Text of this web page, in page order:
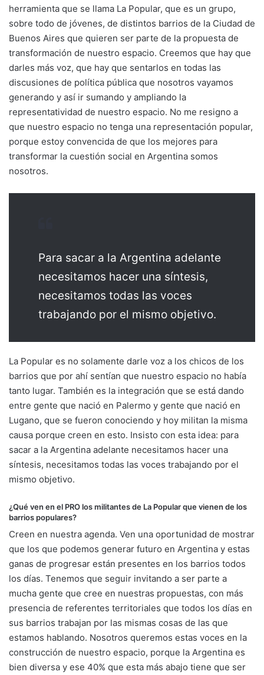
herramienta que se llama La Popular, que es un grupo,
sobre todo de jóvenes, de distintos barrios de la Ciudad de
Buenos Aires que quieren ser parte de la propuesta de
transformación de nuestro espacio. Creemos que hay que
darles más voz, que hay que sentarlos en todas las
discusiones de política pública que nosotros vayamos
generando y así ir sumando y ampliando la
representatividad de nuestro espacio. No me resigno a
que nuestro espacio no tenga una representación popular,
porque estoy convencida de que los mejores para
transformar la cuestión social en Argentina somos
nosotros.
Para sacar a la Argentina adelante
necesitamos hacer una síntesis,
necesitamos todas las voces
trabajando por el mismo objetivo.
La Popular es no solamente darle voz a los chicos de los
barrios que por ahí sentían que nuestro espacio no había
tanto lugar. También es la integración que se está dando
entre gente que nació en Palermo y gente que nació en
Lugano, que se fueron conociendo y hoy militan la misma
causa porque creen en esto. Insisto con esta idea: para
sacar a la Argentina adelante necesitamos hacer una
síntesis, necesitamos todas las voces trabajando por el
mismo objetivo.
¿Qué ven en el PRO los militantes de La Popular que vienen de los
barrios populares?
Creen en nuestra agenda. Ven una oportunidad de mostrar
que los que podemos generar futuro en Argentina y estas
ganas de progresar están presentes en los barrios todos
los días. Tenemos que seguir invitando a ser parte a
mucha gente que cree en nuestras propuestas, con más
presencia de referentes territoriales que todos los días en
sus barrios trabajan por las mismas cosas de las que
estamos hablando. Nosotros queremos estas voces en la
construcción de nuestro espacio, porque la Argentina es
bien diversa y ese 40% que esta más abajo tiene que ser